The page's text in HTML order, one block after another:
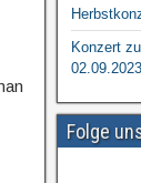
Konzert
02.09.2023
Folge